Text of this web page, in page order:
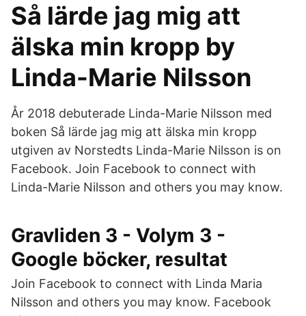
Så lärde jag mig att
älska min kropp by
Linda-Marie Nilsson
År 2018 debuterade Linda-Marie Nilsson med
boken Så lärde jag mig att älska min kropp
utgiven av Norstedts Linda-Marie Nilsson is on
Facebook. Join Facebook to connect with
Linda-Marie Nilsson and others you may know.
Gravliden 3 - Volym 3 -
Google böcker, resultat
Join Facebook to connect with Linda Maria
Nilsson and others you may know. Facebook